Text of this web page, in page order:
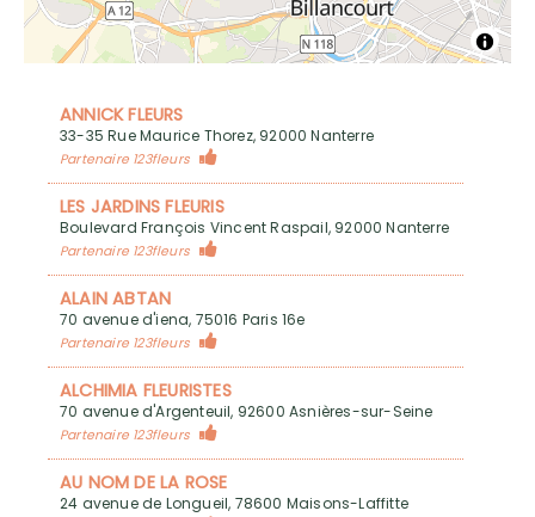
ANNICK FLEURS
33-35 Rue Maurice Thorez, 92000 Nanterre
Partenaire 123fleurs
LES JARDINS FLEURIS
Boulevard François Vincent Raspail, 92000 Nanterre
Partenaire 123fleurs
ALAIN ABTAN
70 avenue d'iena, 75016 Paris 16e
Partenaire 123fleurs
ALCHIMIA FLEURISTES
70 avenue d'Argenteuil, 92600 Asnières-sur-Seine
Partenaire 123fleurs
AU NOM DE LA ROSE
24 avenue de Longueil, 78600 Maisons-Laffitte